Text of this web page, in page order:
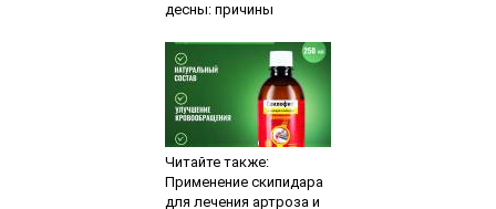
десны: причины
Читайте также:
Применение скипидара
для лечения артроза и